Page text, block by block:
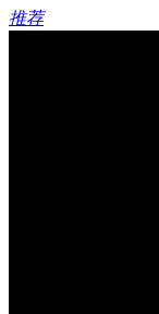
推荐